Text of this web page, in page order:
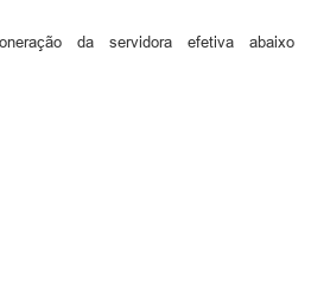
da servidora efetiva abaixo